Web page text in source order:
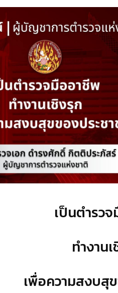
เป็นตำรว
ทำงาน
เพื่อความสงบสุ